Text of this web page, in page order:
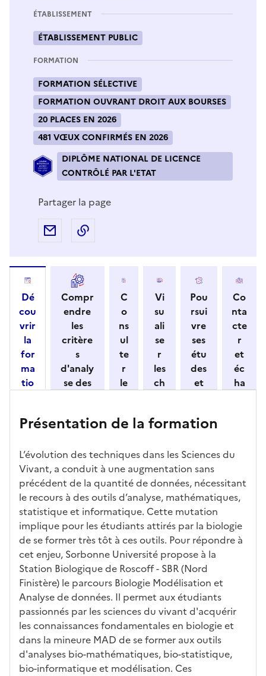
ÉTABLISSEMENT
ÉTABLISSEMENT PUBLIC
FORMATION
FORMATION SÉLECTIVE
FORMATION OUVRANT DROIT AUX BOURSES
20 PLACES EN 2026
481 VŒUX CONFIRMÉS EN 2026
DIPLÔME NATIONAL DE LICENCE
CONTRÔLÉ PAR L'ETAT
Partager la page
Partager par e-mail
Dé
cou
vrir
la
for
ma
tio
ses
act
éris
tiq
ues
Compr
endre
les
critère
s
d'analy
se des
par
ssemen
t
C
o
ns
ul
te
r
le
o
ali
té
s
d
e
c
a
n
di
d
at
ur
e
Vi
su
ali
se
r
les
ch
s
ac
cè
s à
la
fo
rm
ati
on
Pou
rsui
vre
ses
étu
des
et
re
dé
bo
uch
és
Co
nta
cte
r
et
éc
ha
l'ét
iss
em
Présentation de la formation
L’évolution des techniques dans les Sciences du
Vivant, a conduit à une augmentation sans
précédent de la quantité de données, nécessitant
le recours à des outils d’analyse, mathématiques,
statistique et informatique. Cette mutation
implique pour les étudiants attirés par la biologie
de se former très tôt à ces outils. Pour répondre à
cet enjeu, Sorbonne Université propose à la
Station Biologique de Roscoff - SBR (Nord
Finistère) le parcours Biologie Modélisation et
Analyse de données. Il permet aux étudiants
passionnés par les sciences du vivant d'acquérir
les connaissances fondamentales en biologie et
dans la mineure MAD de se former aux outils
d'analyses bio-mathématiques, bio-statistique,
bio-informatique et modélisation. Ces